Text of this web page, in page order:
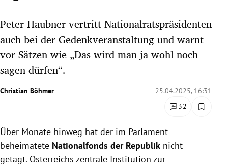
Untermenü
Untermenü
Untermenü
Peter Haubner vertritt Nationalratspräsidenten
auch bei der Gedenkveranstaltung und warnt
vor Sätzen wie „Das wird man ja wohl noch
sagen dürfen“.
Christian Böhmer
25.04.2025, 16:31
32
Über Monate hinweg hat der im Parlament
beheimatete Nationalfonds der Republik nicht
getagt. Österreichs zentrale Institution zur